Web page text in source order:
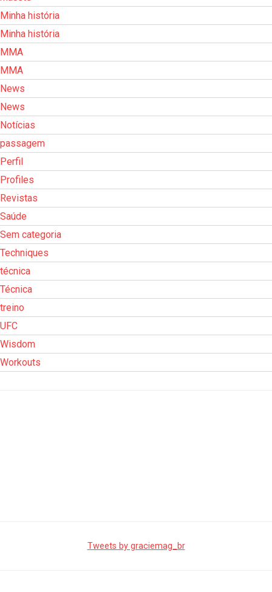
Minha história
Minha história
MMA
MMA
News
News
Notícias
passagem
Perfil
Profiles
Revistas
Saúde
Sem categoria
Techniques
técnica
Técnica
treino
UFC
Wisdom
Workouts
Tweets by graciemag_br